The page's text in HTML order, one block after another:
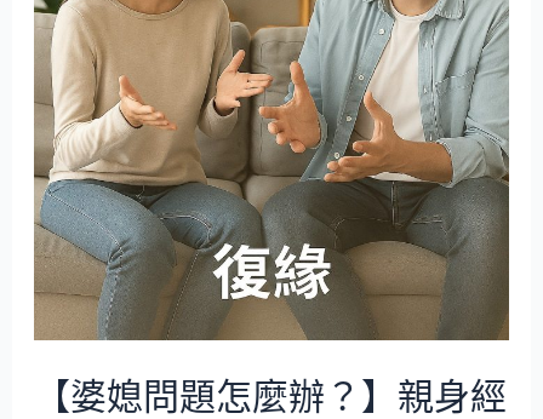
【婆媳問題怎麼辦？】親身經